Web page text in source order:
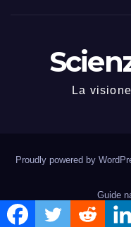
La
Proudly powered by
Guide